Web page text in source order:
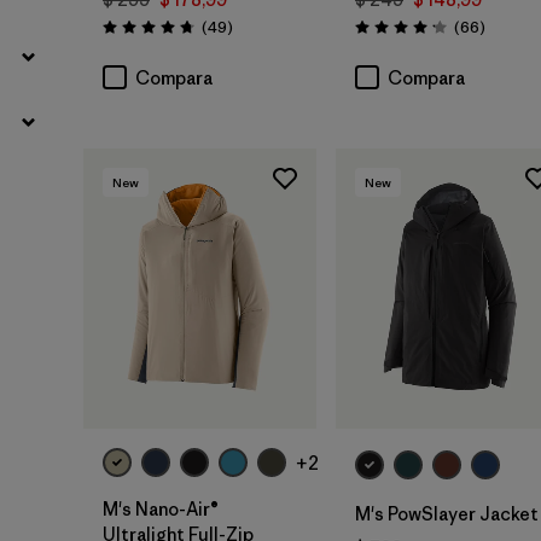
Valoración: 4.8 / 5
(49Comentarios
)
Compara
Valoración: 4.2 / 5
(66)
Compara
New
+2
M's Nano-Air®
Ultralight Full-Zip
New
M's PowSlayer Jacket